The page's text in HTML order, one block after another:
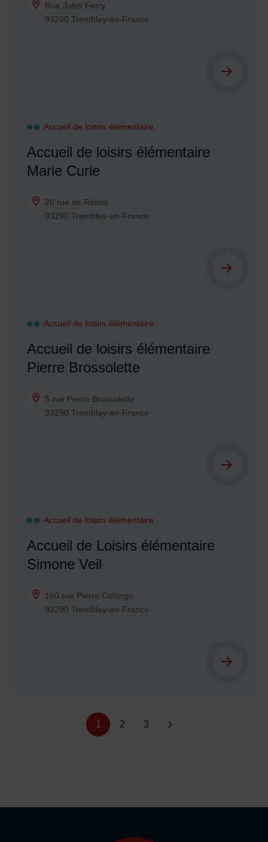
Rue Jules Ferry
93290 Tremblay-en-France
Accueil de loisirs élémentaire
Accueil de loisirs élémentaire
Marie Curie
20 rue de Reims
93290 Tremblay-en-France
Accueil de loisirs élémentaire
Accueil de loisirs élémentaire
Pierre Brossolette
5 rue Pierre Brossolette
93290 Tremblay-en-France
Accueil de loisirs élémentaire
Accueil de Loisirs élémentaire
Simone Veil
160 rue Pierre Colongo
93290 Tremblay-en-France
Liste de liens de pagination :
1 2 3
page suivante